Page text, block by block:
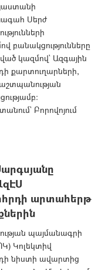
Սերժ
բանակցությունները
կազմով` Ազգային
քարտուղարների,
Բորովոյում
արտահերթ
պայմանագրի
Կոլեկտիվ
նիստի ավարտից